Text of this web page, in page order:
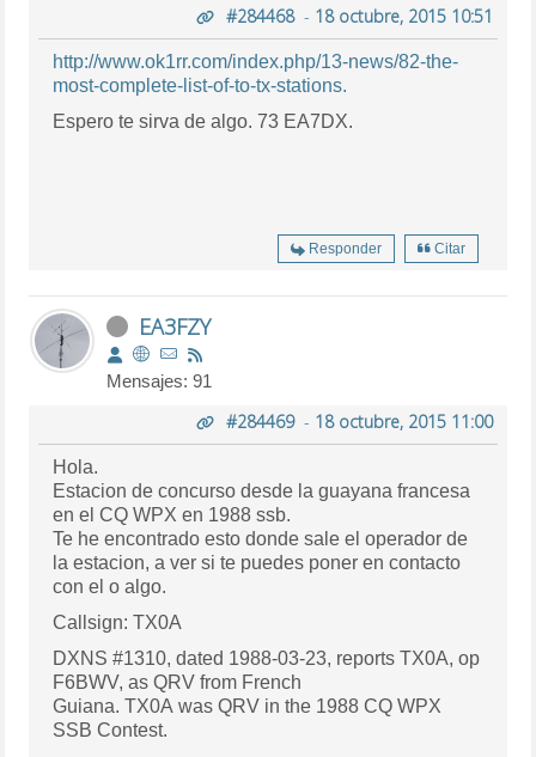
#284468- 18 octubre, 2015 10:51
http://www.ok1rr.com/index.php/13-news/82-the-
most-complete-list-of-to-tx-stations.
Espero te sirva de algo. 73 EA7DX.
Responder Citar
EA3FZY
Mensajes: 91
#284469- 18 octubre, 2015 11:00
Hola.
Estacion de concurso desde la guayana francesa
en el CQ WPX en 1988 ssb.
Te he encontrado esto donde sale el operador de
la estacion, a ver si te puedes poner en contacto
con el o algo.
Callsign: TX0A
DXNS #1310, dated 1988-03-23, reports TX0A, op
F6BWV, as QRV from French
Guiana. TX0A was QRV in the 1988 CQ WPX
SSB Contest.